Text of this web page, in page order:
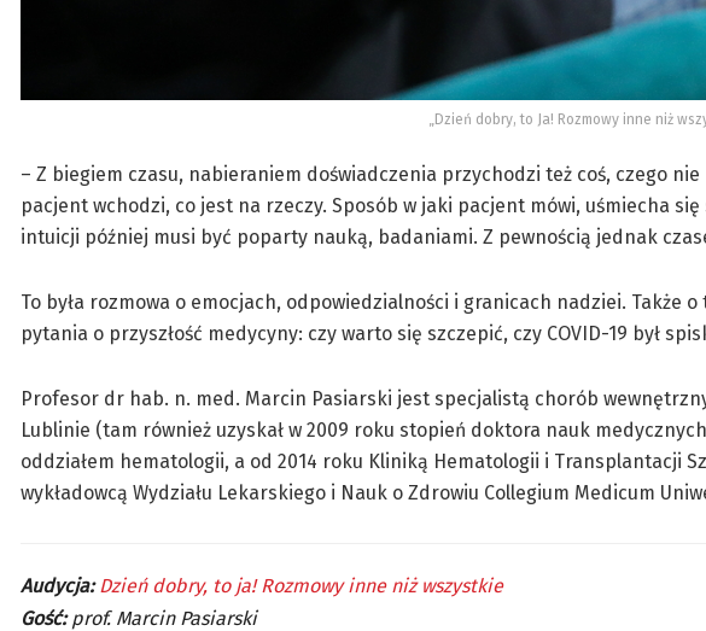
„Dzień dobry, to Ja! Rozmowy inne niż
– Z biegiem czasu, nabieraniem doświadczenia przychodzi też coś, czego
pacjent wchodzi, co jest na rzeczy. Sposób w jaki pacjent mówi, uśmiecha
intuicji później musi być poparty nauką, badaniami. Z pewnością jednak
To była rozmowa o emocjach, odpowiedzialności i granicach nadziei. Także
pytania o przyszłość medycyny: czy warto się szczepić, czy COVID-19 był
Profesor dr hab. n. med. Marcin Pasiarski jest specjalistą chorób
Lublinie (tam również uzyskał w 2009 roku stopień doktora nauk
oddziałem hematologii, a od 2014 roku Kliniką Hematologii i Transplantacji
wykładowcą Wydziału Lekarskiego i Nauk o Zdrowiu Collegium Medicum
Audycja:Dzień dobry, to ja! Rozmowy inne niż wszystkie
Gość:prof. Marcin Pasiarski